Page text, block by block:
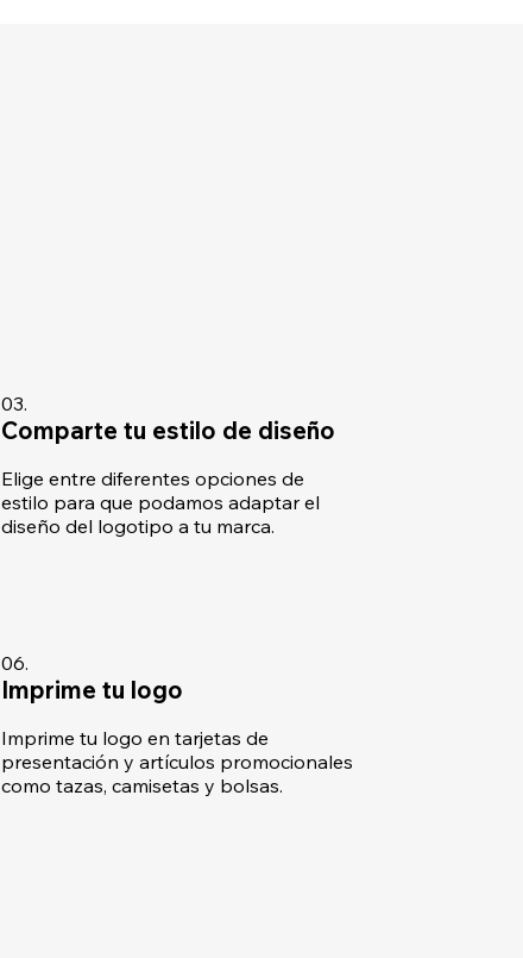
03.
Comparte tu estilo de diseño
Elige entre diferentes opciones de
estilo para que podamos adaptar el
diseño del logotipo a tu marca.
06.
Imprime tu logo
Imprime tu logo en tarjetas de
presentación y artículos promocionales
como tazas, camisetas y bolsas.